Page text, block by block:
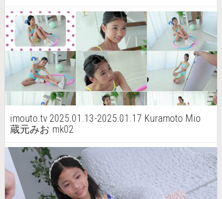
imouto.tv 2025.01.13-2025.01.17 Kuramoto Mio
蔵元みお mk02